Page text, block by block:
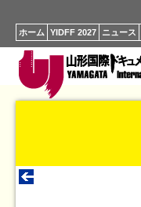
ホーム YIDFF 2027 ニュース